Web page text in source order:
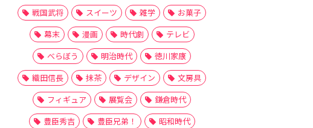
戦国武将
スイーツ 雑学
お菓子
幕末
漫画 時代劇
テレビ
べらぼう
明治時代
徳川家康
織田信長
抹茶 デザイン
文房具
フィギュア
展覧会
鎌倉時代
豊臣秀吉
豊臣兄弟！
昭和時代